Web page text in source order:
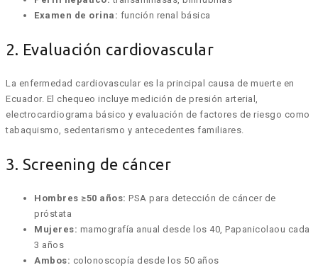
Examen de orina: función renal básica
2. Evaluación cardiovascular
La enfermedad cardiovascular es la principal causa de muerte en
Ecuador. El chequeo incluye medición de presión arterial,
electrocardiograma básico y evaluación de factores de riesgo como
tabaquismo, sedentarismo y antecedentes familiares.
3. Screening de cáncer
Hombres ≥50 años: PSA para detección de cáncer de
próstata
Mujeres: mamografía anual desde los 40, Papanicolaou cada
3 años
Ambos: colonoscopía desde los 50 años